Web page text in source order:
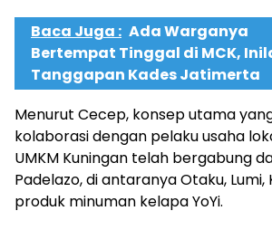
Baca Juga : Ada Warganya
Bertempat Tinggal di MCK,
Tanggapan Kades Jatimerta
Menurut Cecep, konsep utama
kolaborasi dengan pelaku usaha
UMKM Kuningan telah bergabung
Padelazo, di antaranya Otaku, Lumi,
produk minuman kelapa YoYi.